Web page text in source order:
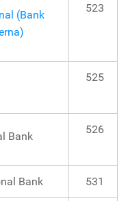
(Bank
523
525
Bank
526
Bank 531